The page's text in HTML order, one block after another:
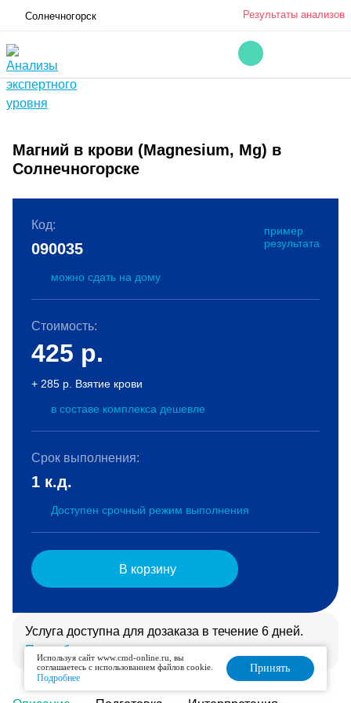
Солнечногорск Результаты анализов
Магний в крови (Magnesium, Mg) в
Солнечногорске
Код:
пример
результата
090035
можно сдать на дому
Стоимость:
425 р.
+ 285 р. Взятие крови
в составе комплекса дешевле
Срок выполнения:
1 к.д.
Доступен срочный режим выполнения
В корзину
Услуга доступна для дозаказа в течение 6 дней.
Подробнее
Используя сайт www.cmd-online.ru, вы
соглашаетесь с использованием файлов cookie.
Подробнее
Принять